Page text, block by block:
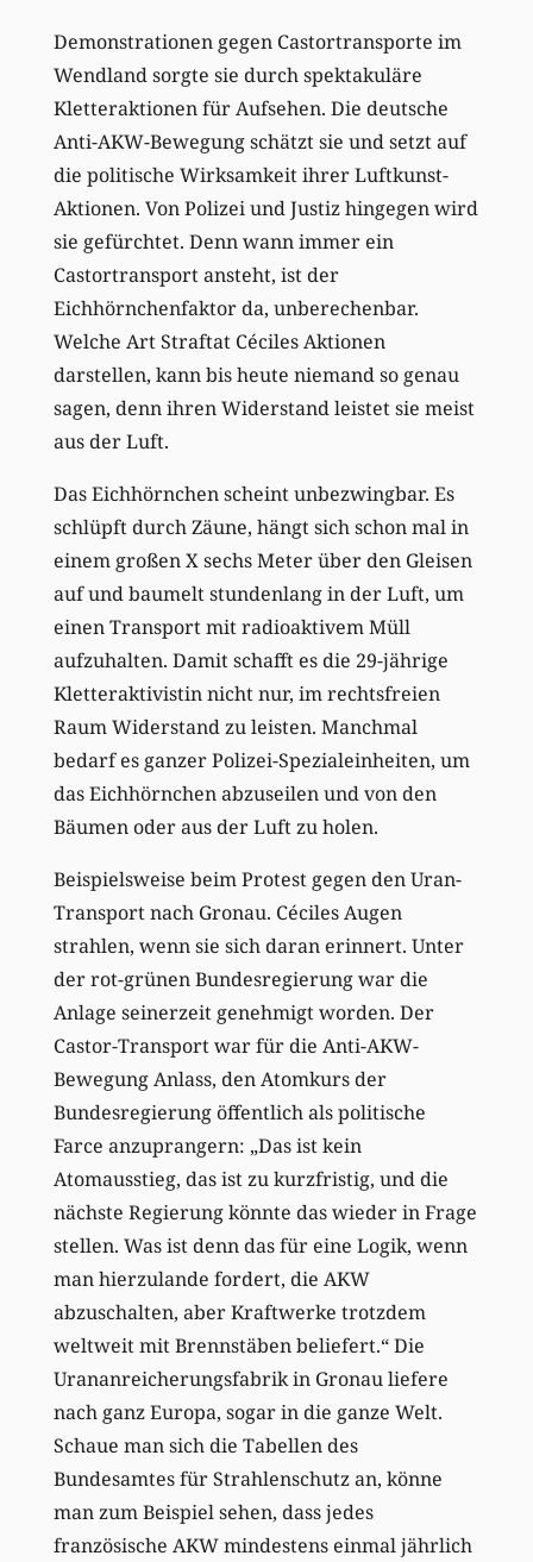
Demonstrationen gegen Castortransporte im
Wendland sorgte sie durch spektakuläre
Kletteraktionen für Aufsehen. Die deutsche
Anti-AKW-Bewegung schätzt sie und setzt auf
die politische Wirksamkeit ihrer Luftkunst-
Aktionen. Von Polizei und Justiz hingegen wird
sie gefürchtet. Denn wann immer ein
Castortransport ansteht, ist der
Eichhörnchenfaktor da, unberechenbar.
Welche Art Straftat Céciles Aktionen
darstellen, kann bis heute niemand so genau
sagen, denn ihren Widerstand leistet sie meist
aus der Luft.
Das Eichhörnchen scheint unbezwingbar. Es
schlüpft durch Zäune, hängt sich schon mal in
einem großen X sechs Meter über den Gleisen
auf und baumelt stundenlang in der Luft, um
einen Transport mit radioaktivem Müll
aufzuhalten. Damit schafft es die 29-jährige
Kletteraktivistin nicht nur, im rechtsfreien
Raum Widerstand zu leisten. Manchmal
bedarf es ganzer Polizei-Spezialeinheiten, um
das Eichhörnchen abzuseilen und von den
Bäumen oder aus der Luft zu holen.
Beispielsweise beim Protest gegen den Uran-
Transport nach Gronau. Céciles Augen
strahlen, wenn sie sich daran erinnert. Unter
der rot-grünen Bundesregierung war die
Anlage seinerzeit genehmigt worden. Der
Castor-Transport war für die Anti-AKW-
Bewegung Anlass, den Atomkurs der
Bundesregierung öffentlich als politische
Farce anzuprangern: „Das ist kein
Atomausstieg, das ist zu kurzfristig, und die
nächste Regierung könnte das wieder in Frage
stellen. Was ist denn das für eine Logik, wenn
man hierzulande fordert, die AKW
abzuschalten, aber Kraftwerke trotzdem
weltweit mit Brennstäben beliefert.“ Die
Urananreicherungsfabrik in Gronau liefere
nach ganz Europa, sogar in die ganze Welt.
Schaue man sich die Tabellen des
Bundesamtes für Strahlenschutz an, könne
man zum Beispiel sehen, dass jedes
französische AKW mindestens einmal jährlich